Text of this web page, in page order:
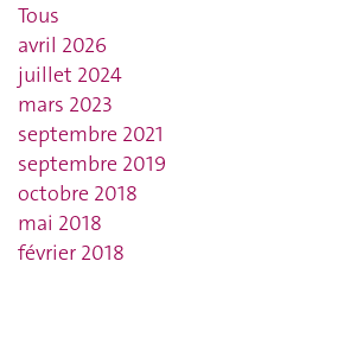
Tous
avril 2026
juillet 2024
mars 2023
septembre 2021
septembre 2019
octobre 2018
mai 2018
février 2018